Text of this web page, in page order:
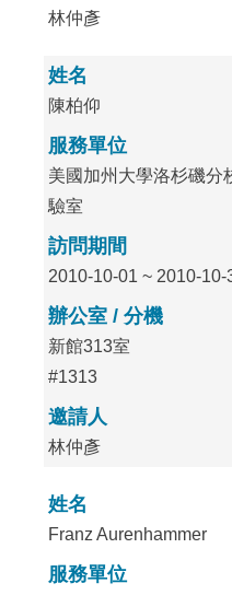
林仲彥
姓名
陳柏仰
服務單位
美國加州大學洛杉磯分
驗室
訪問期間
2010-10-01 ~ 2010-10-
辦公室 / 分機
新館313室
#1313
邀請人
林仲彥
姓名
Franz Aurenhammer
服務單位